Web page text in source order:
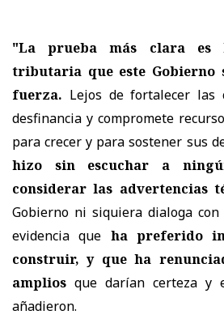
"La prueba más clara es
tributaria que este Gobierno
fuerza. Lejos de fortalecer las
desfinancia y compromete
para crecer y para sostener sus
hizo sin escuchar a
considerar las advertencias
Gobierno ni siquiera dialoga
evidencia que ha preferido
construir, y que ha
amplios que darían certeza y
añadieron.